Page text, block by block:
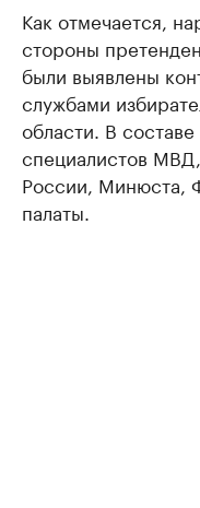
Как отмечается,
стороны
были выявлены
службами
области. В
специалистов
России, Минюста,
палаты.